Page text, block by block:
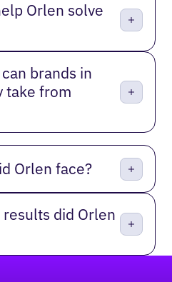
Orlen solve
brands in
take from
Orlen face?
did Orlen